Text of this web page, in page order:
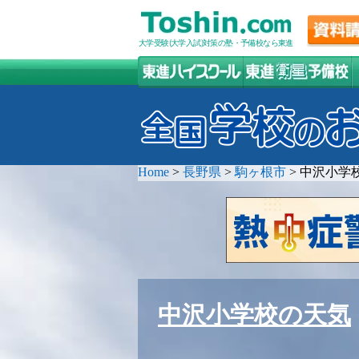
大学受験(大学入試)対策の塾・予備校なら東進
Home > 長野県 > 駒ヶ根市 > 中沢小学
中沢小学校の天気